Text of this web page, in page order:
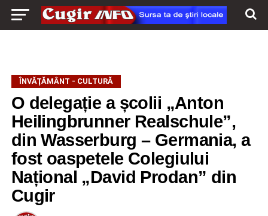
ÎNVĂŢĂMÂNT - CULTURĂ
O delegație a școlii „Anton
Heilingbrunner Realschule”,
din Wasserburg – Germania, a
fost oaspetele Colegiului
Național „David Prodan” din
Cugir